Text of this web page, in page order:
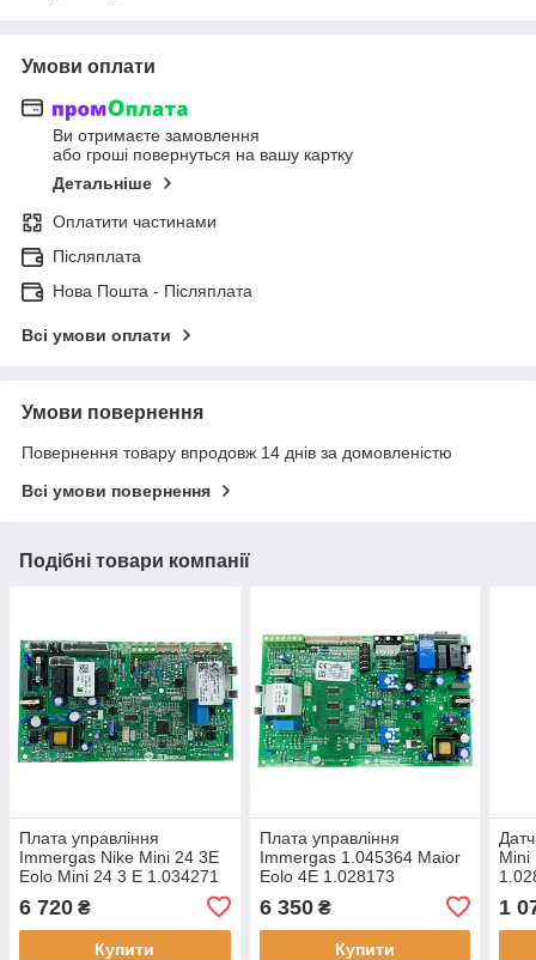
Умови оплати
Ви отримаєте замовлення
або гроші повернуться на вашу картку
Детальніше
Оплатити частинами
Післяплата
Нова Пошта - Післяплата
Всі умови оплати
Умови повернення
Повернення товару впродовж 14 днів за домовленістю
Всі умови повернення
Подібні товари компанії
Плата управління
Immergas Nike Mini 24 3E
Eolo Mini 24 3 E 1.034271
6 720 ₴
Купити
Плата управління
Immergas 1.045364 Maior
Eolo 4E 1.028173
6 350₴
Купити
Mini
1